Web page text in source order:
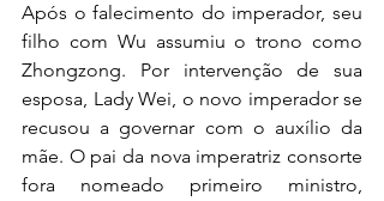
Após o falecimento do imperador, seu
filho com Wu assumiu o trono como
Zhongzong. Por intervenção de sua
esposa, Lady Wei, o novo imperador se
recusou a governar com o auxílio da
mãe. O pai da nova imperatriz consorte
fora nomeado primeiro ministro,